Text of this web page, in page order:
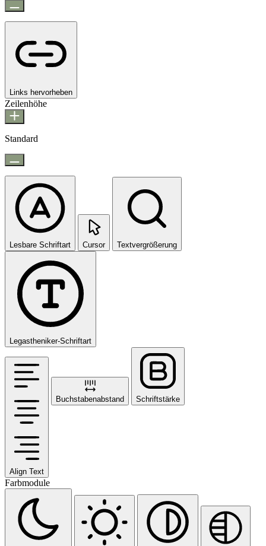
Links hervorheben
Zeilenhöhe
Standard
Lesbare Schriftart Cursor Textvergrößerung
Legastheniker-Schriftart
Align Text
Buchstabenabstand Schriftstärke
Farbmodule